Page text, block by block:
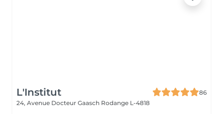
L'Institut
86
24, Avenue Docteur Gaasch Rodange L-4818